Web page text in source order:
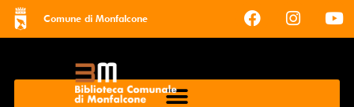
Comune di Monfalcone